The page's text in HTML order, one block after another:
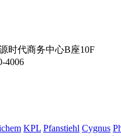
时代商务中心B座10F
4006
KPL Pfanstiehl Cygnus